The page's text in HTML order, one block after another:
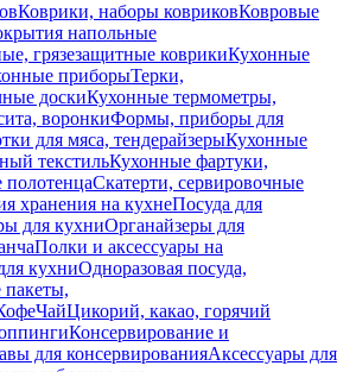
Коврики, наборы ковриковКовровые
напольные
грязезащитные коврикиКухонные
приборыТерки,
доскиКухонные термометры,
воронкиФормы, приборы для
для мяса, тендерайзерыКухонные
текстильКухонные фартуки,
Скатерти, сервировочные
хранения на кухнеПосуда для
для кухниОрганайзеры для
Полки и аксессуары на
кухниОдноразовая посуда,
ЧайЦикорий, какао, горячий
Консервирование и
для консервированияАксессуары для